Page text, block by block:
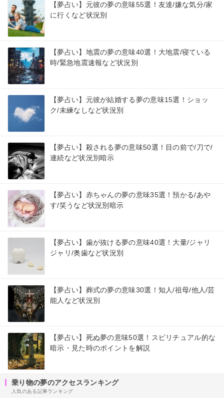
【夢占い】元彼の夢の意味55選！友達/嫌な気分/家
に行くなど状況別
【夢占い】地震の夢の意味40選！大地震/寝ている
時/緊急地震速報など状況別
【夢占い】元彼が結婚する夢の意味15選！ショッ
ク/未練なしなど状況別
【夢占い】殺される夢の意味50選！目の前で/刀で/
連続など状況別暗示
【夢占い】赤ちゃんの夢の意味35選！預かる/あや
す/笑うなど状況別暗示
【夢占い】歯が抜ける夢の意味40選！大量/ジャリ
ジャリ/奥歯など状況別
【夢占い】葬式の夢の意味30選！知人/祖母/他人/芸
能人など状況別
【夢占い】死ぬ夢の意味50選！スピリチュアル的な
暗示・見た時のポイントを解説
乗り物の夢のアクセスランキング
人気のある記事ランキング